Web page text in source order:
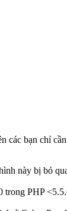
các bạn chỉ
này bị bỏ
PHP